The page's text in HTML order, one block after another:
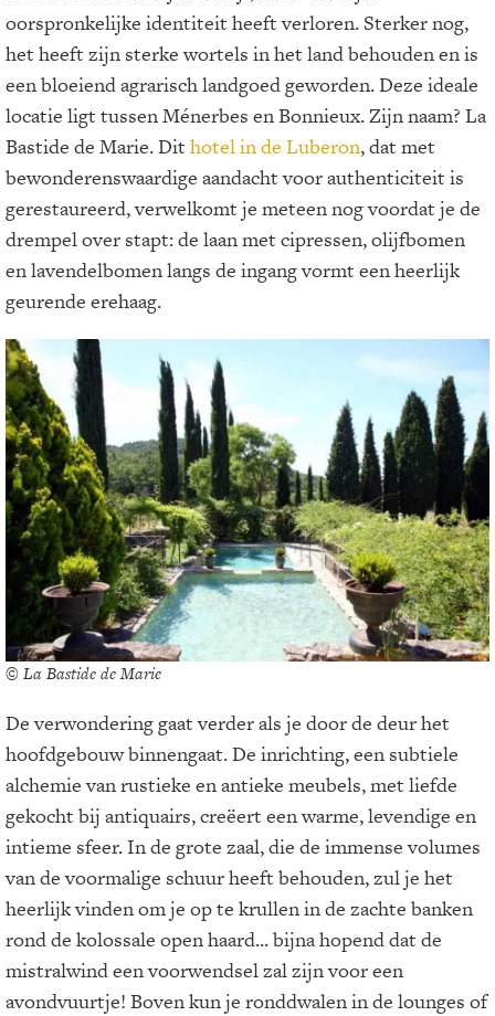
oorspronkelijke identiteit heeft verloren. Sterker nog,
het heeft zijn sterke wortels in het land behouden en is
een bloeiend agrarisch landgoed geworden. Deze ideale
locatie ligt tussen Ménerbes en Bonnieux. Zijn naam? La
Bastide de Marie. Dit hotel in de Luberon, dat met
bewonderenswaardige aandacht voor authenticiteit is
gerestaureerd, verwelkomt je meteen nog voordat je de
drempel over stapt: de laan met cipressen, olijfbomen
en lavendelbomen langs de ingang vormt een heerlijk
geurende erehaag.
© La Bastide de Marie
De verwondering gaat verder als je door de deur het
hoofdgebouw binnengaat. De inrichting, een subtiele
alchemie van rustieke en antieke meubels, met liefde
gekocht bij antiquairs, creëert een warme, levendige en
intieme sfeer. In de grote zaal, die de immense volumes
van de voormalige schuur heeft behouden, zul je het
heerlijk vinden om je op te krullen in de zachte banken
rond de kolossale open haard... bijna hopend dat de
mistralwind een voorwendsel zal zijn voor een
avondvuurtje! Boven kun je ronddwalen in de lounges of